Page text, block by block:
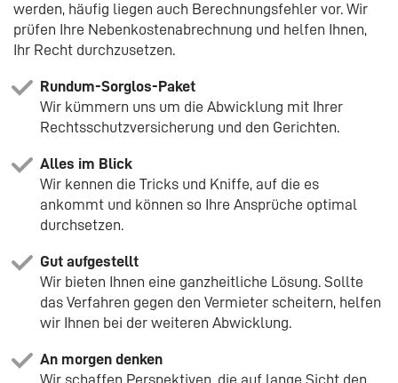
werden, häufig liegen auch Berechnungsfehler vor. Wir
prüfen Ihre Nebenkostenabrechnung und helfen Ihnen,
Ihr Recht durchzusetzen.
Rundum-Sorglos-Paket
Wir kümmern uns um die Abwicklung mit Ihrer
Rechtsschutzversicherung und den Gerichten.
Alles im Blick
Wir kennen die Tricks und Kniffe, auf die es
ankommt und können so Ihre Ansprüche optimal
durchsetzen.
Gut aufgestellt
Wir bieten Ihnen eine ganzheitliche Lösung. Sollte
das Verfahren gegen den Vermieter scheitern, helfen
wir Ihnen bei der weiteren Abwicklung.
An morgen denken
Wir schaffen Perspektiven, die auf lange Sicht den